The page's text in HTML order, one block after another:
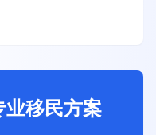
业移民方案